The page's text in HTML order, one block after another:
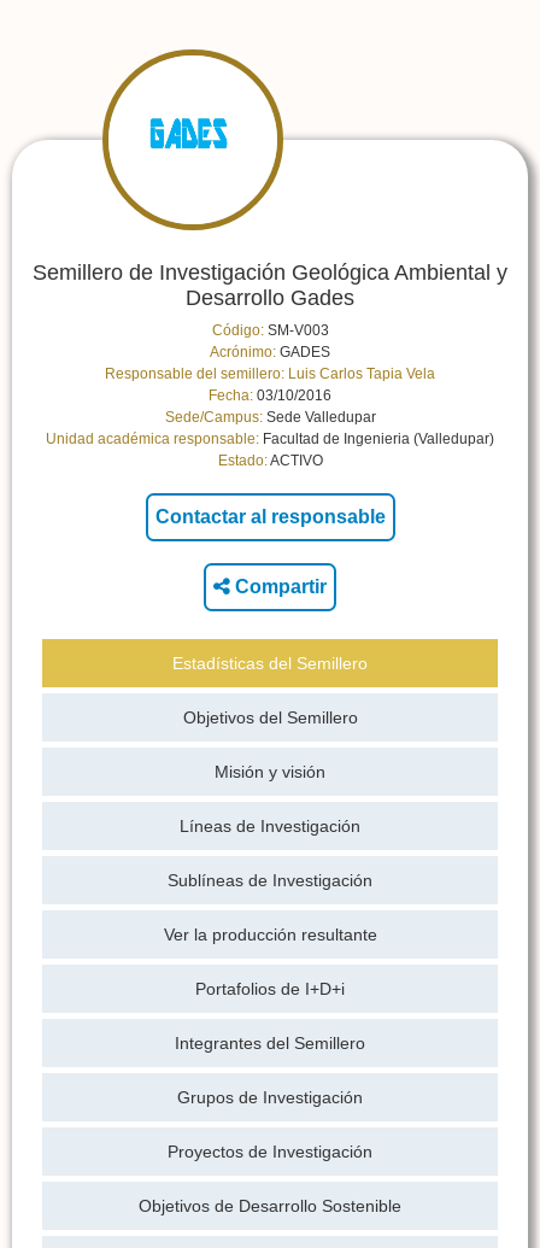
Semillero de Investigación Geológica Ambiental y
Desarrollo Gades
Código:SM-V003
Acrónimo: GADES
Responsable del semillero: Luis Carlos Tapia Vela
Fecha: 03/10/2016
Sede/Campus:Sede Valledupar
Unidad académica responsable: Facultad de Ingenieria (Valledupar)
Estado:ACTIVO
Compartir
Estadísticas del Semillero
Objetivos del Semillero
Misión y visión
Líneas de Investigación
Sublíneas de Investigación
Ver la producción resultante
Portafolios de I+D+i
Integrantes del Semillero
Grupos de Investigación
Proyectos de Investigación
Objetivos de Desarrollo Sostenible